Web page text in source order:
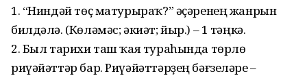
1. “Ниндәй төҫ матурыраҡ?” әҫәренең жанрын
билдәлә. (Көләмәс; әкиәт; йыр.) – 1 тәңкә.
2. Был тарихи таш ҡая тураһында төрлө
риүәйәттәр бар. Риүәйәттәрҙең бәғзеләре –